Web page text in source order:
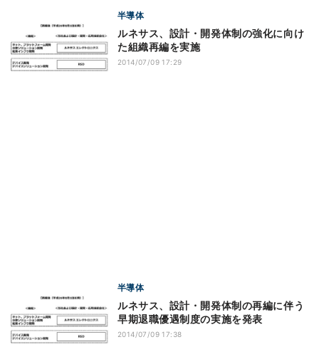
半導体
ルネサス、設計・開発体制の強化に向け
た組織再編を実施
2014/07/09 17:29
半導体
ルネサス、設計・開発体制の再編に伴う
早期退職優遇制度の実施を発表
2014/07/09 17:38